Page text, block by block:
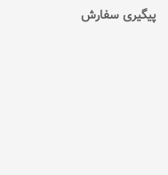
پیگیری سفارش